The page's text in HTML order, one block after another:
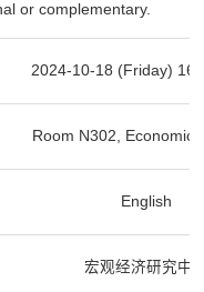
or complementary.
2024-10-18 (Friday)
Room N302,
English
宏观经济研究中